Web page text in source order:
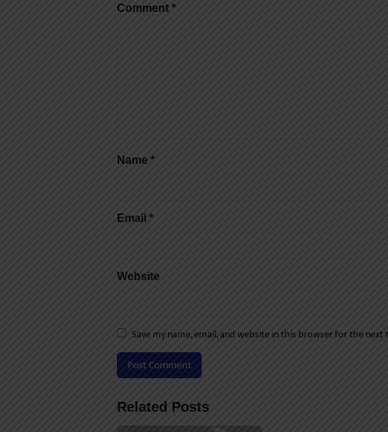
Comment *
Name *
Email *
Website
Save my name, email, and website in this browser for the
Related Posts